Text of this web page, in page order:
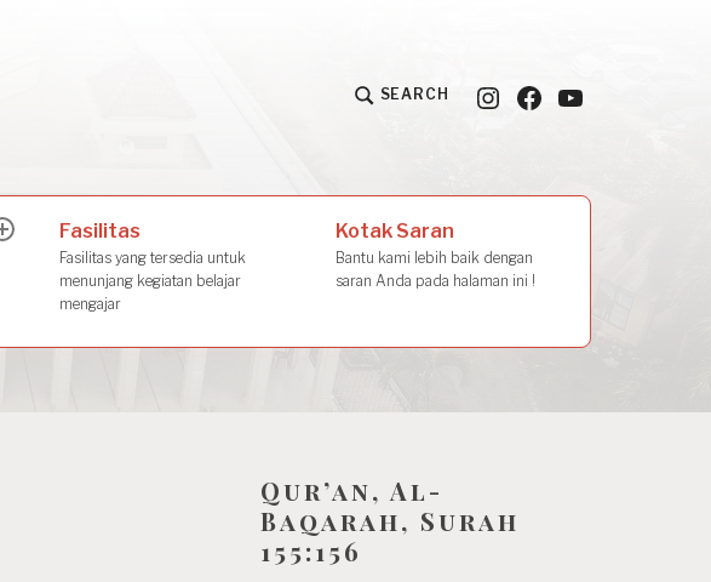
SEARCH Instagram
FacebookYouTube
expandFasilitas
Fasilitas yang tersedia untuk
menunjang kegiatan belajar
mengajar
Kotak Saran
Bantu kami lebih baik dengan
saran Anda pada halaman ini !
Qur’an, Al-
Baqarah, Surah
155:156